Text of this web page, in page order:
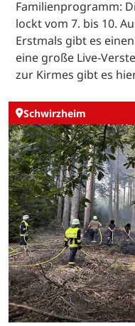
Familienprogramm:
lockt vom 7. bis 10.
Erstmals gibt es
eine große Live-
zur Kirmes gibt es
Schwirzheim